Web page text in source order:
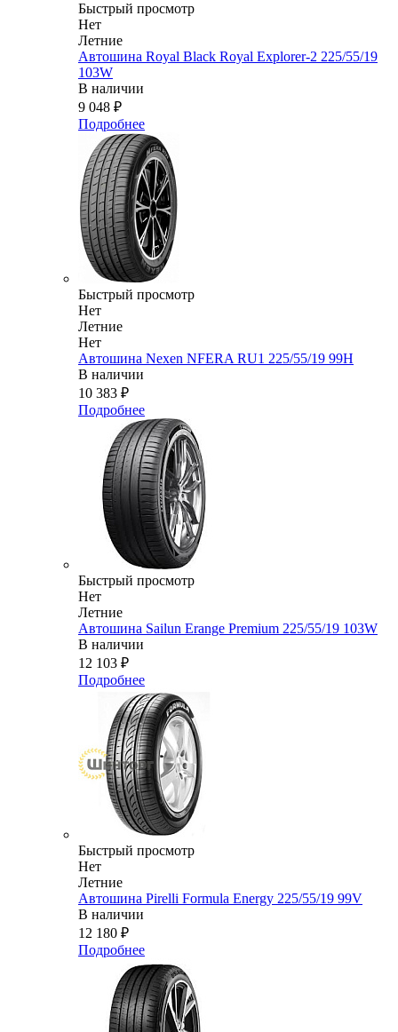
Быстрый просмотр
Нет
Летние
Автошина Royal Black Royal Explorer-2 225/55/19
103W
В наличии
9 048 ₽
Подробнее
Быстрый просмотр
Нет
Летние
Нет
Автошина Nexen NFERA RU1 225/55/19 99H
В наличии
10 383 ₽
Подробнее
Быстрый просмотр
Нет
Летние
Автошина Sailun Erange Premium 225/55/19 103W
В наличии
12 103 ₽
Подробнее
Быстрый просмотр
Нет
Летние
Автошина Pirelli Formula Energy 225/55/19 99V
В наличии
12 180 ₽
Подробнее